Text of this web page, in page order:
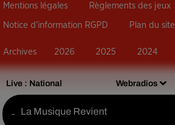
Live : National Webradios
- La Musique Revient
Mentions légales Règlements des jeux
Notice d’information RGPD Plan du site
Archives 2026 2025 2024